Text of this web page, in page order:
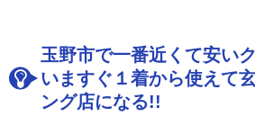
玉野市で一番近くて安い
いますぐ１着から使えて
ング店になる!!